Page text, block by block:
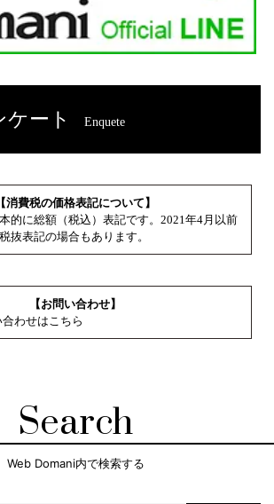
ケート Enquete
【消費税の価格表記について】
的に総額（税込）表記です。2021年4月以前
抜表記の場合もあります。
【お問い合わせ】
わせはこちら
Search
Web Domani内で検索する